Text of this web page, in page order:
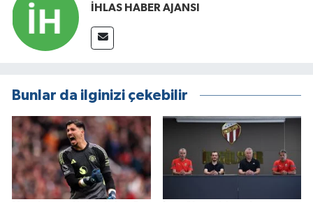
İHLAS HABER AJANSI
Bunlar da ilginizi çekebilir